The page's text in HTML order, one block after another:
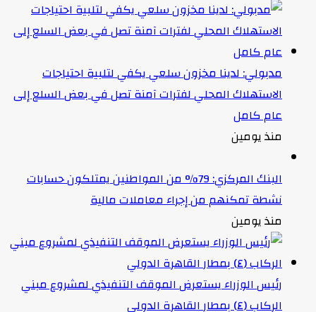
مدبولي: لدينا مخزون سلعي يكفي لتلبية احتياجات
الاستهلاك المحلي لفترات آمنة تصل في بعض السلع إلى
عام كامل
منذ يومين
البنك المركزي: 79% من المواطنين يمتلكون حسابات
نشطة تمكنهم من إجراء معاملات مالية
منذ يومين
رئيس الوزراء يستعرض الموقف التنفيذي لمشروع مبني
الركاب (٤) بمطار القاهرة الدولي